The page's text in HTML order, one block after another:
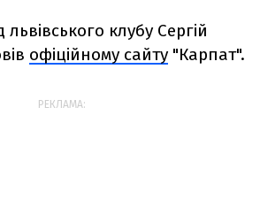
клубу Сергій
офіційному сайту "Карпат".
РЕКЛАМА: